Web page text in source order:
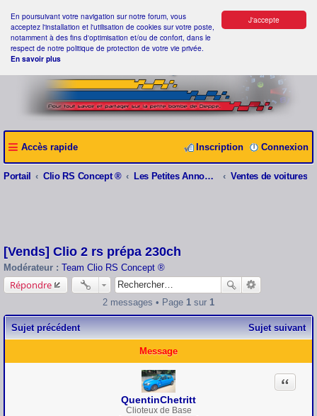
J'accepte
En poursuivant votre navigation sur notre forum, vous
acceptez l'installation et l'utilisation de cookies sur votre poste,
notamment à des fins d'optimisation et/ou de confort, dans le
respect de notre politique de protection de votre vie privée.
En savoir plus
Accès rapide Connexion
Inscription
Portail Clio RS Concept ® Les Petites Annonces Clio RS Concept ® Ventes de voitures
[Vends] Clio 2 rs prépa 230ch
Modérateur : Team Clio RS Concept ®
Répondre
2 messages • Page 1 sur 1
Sujet précédent Sujet suivant
Message
QuentinChetritt
Clioteux de Base
Citation